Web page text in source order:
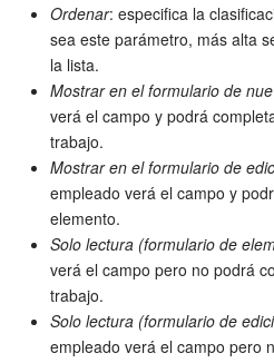
Bitrix24 En Premisa
Bitrix24 Messenger
Preguntas generales
Actualización de los
EMPEZAR
INICIAR
Ordenar: especifica la
sea este parámetro, más alta
la lista.
Mostrar en el formulario de
verá el campo y podrá
trabajo.
Mostrar en el formulario de
empleado verá el campo y
elemento.
Solo lectura (formulario de
verá el campo pero no podrá
trabajo.
Solo lectura (formulario de
empleado verá el campo pero